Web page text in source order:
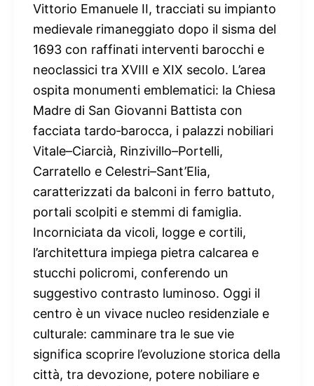
Vittorio Emanuele II, tracciati su impianto
medievale rimaneggiato dopo il sisma del
1693 con raffinati interventi barocchi e
neoclassici tra XVIII e XIX secolo. L’area
ospita monumenti emblematici: la Chiesa
Madre di San Giovanni Battista con
facciata tardo‑barocca, i palazzi nobiliari
Vitale–Ciarcià, Rinzivillo–Portelli,
Carratello e Celestri–Sant’Elia,
caratterizzati da balconi in ferro battuto,
portali scolpiti e stemmi di famiglia.
Incorniciata da vicoli, logge e cortili,
l’architettura impiega pietra calcarea e
stucchi policromi, conferendo un
suggestivo contrasto luminoso. Oggi il
centro è un vivace nucleo residenziale e
culturale: camminare tra le sue vie
significa scoprire l’evoluzione storica della
città, tra devozione, potere nobiliare e